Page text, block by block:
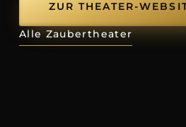
ZUR THEATER-
Alle Zaubertheater